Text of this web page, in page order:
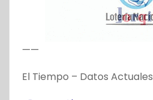
——
El Tiempo – Datos Actuales